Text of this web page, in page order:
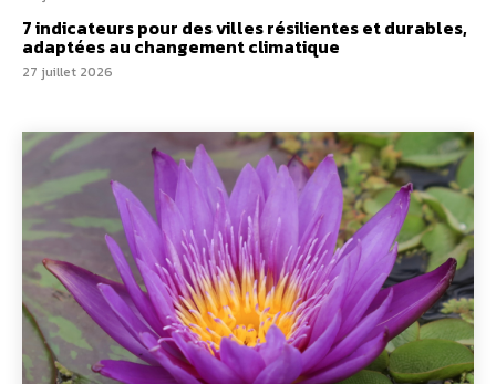
7 indicateurs pour des villes résilientes et durables,
adaptées au changement climatique
27 juillet 2026